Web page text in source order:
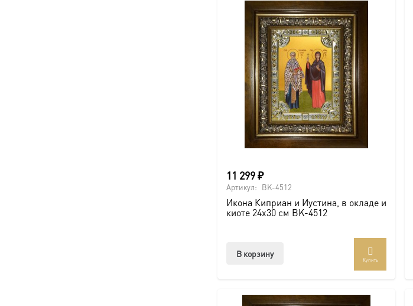
вариаций.
Опции
можно
выбрать
на
странице
товара.
11 299₽
Артикул: BK-4512
Икона Киприан и Иустина, в окладе и
киоте 24х30 см BK-4512
В корзину
Купить